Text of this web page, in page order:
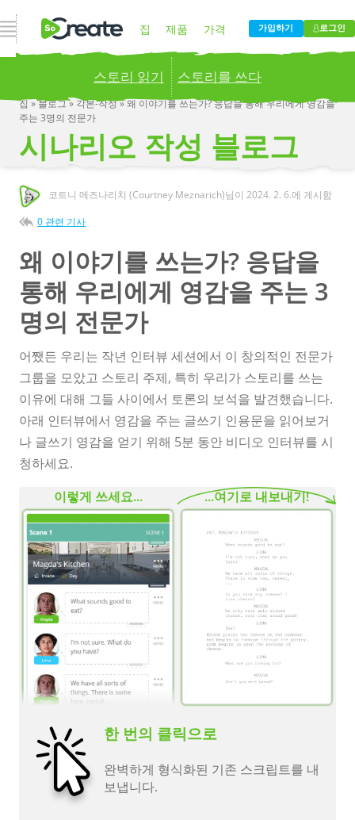
내비게이션 열기 집 제품 가격
블로그 회사
가입하기 로그인
스토리 읽기 스토리를 쓰다
Publish your stories to a global audience.
now!
집»블로그» 각본-작성»왜 이야기를 쓰는가? 응답을 통해 우리에게 영감을
주는 3명의 전문가
시나리오 작성 블로그
코트니 메즈나리치 (Courtney Meznarich)님이2024. 2. 6.에 게시함
0 관련 기사
왜 이야기를 쓰는가? 응답을
통해 우리에게 영감을 주는 3
명의 전문가
어쨌든 우리는 작년 인터뷰 세션에서 이 창의적인 전문가
그룹을 모았고 스토리 주제, 특히 우리가 스토리를 쓰는
이유에 대해 그들 사이에서 토론의 보석을 발견했습니다.
아래 인터뷰에서 영감을 주는 글쓰기 인용문을 읽어보거
나 글쓰기 영감을 얻기 위해 5분 동안 비디오 인터뷰를 시
청하세요.
한 번의 클릭으로
완벽하게 형식화된 기존 스크립트를 내
보냅니다.
이렇게 쓰세요... ...여기로 내보내기!